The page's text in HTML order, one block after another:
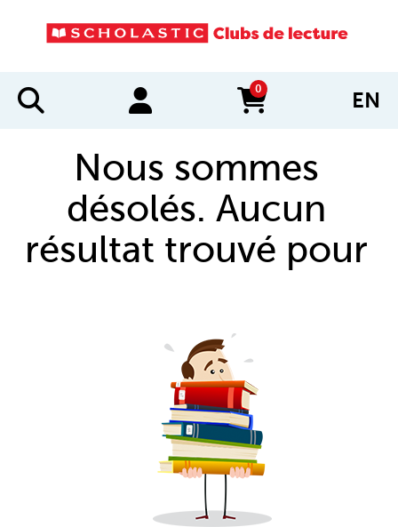
0
items in cart EN
Nous sommes
désolés. Aucun
résultat trouvé pour